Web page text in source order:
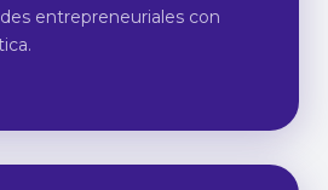
entrepreneuriales con